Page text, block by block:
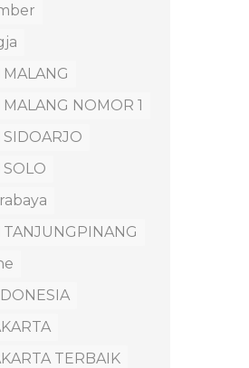
NOMOR 1
TERBAIK